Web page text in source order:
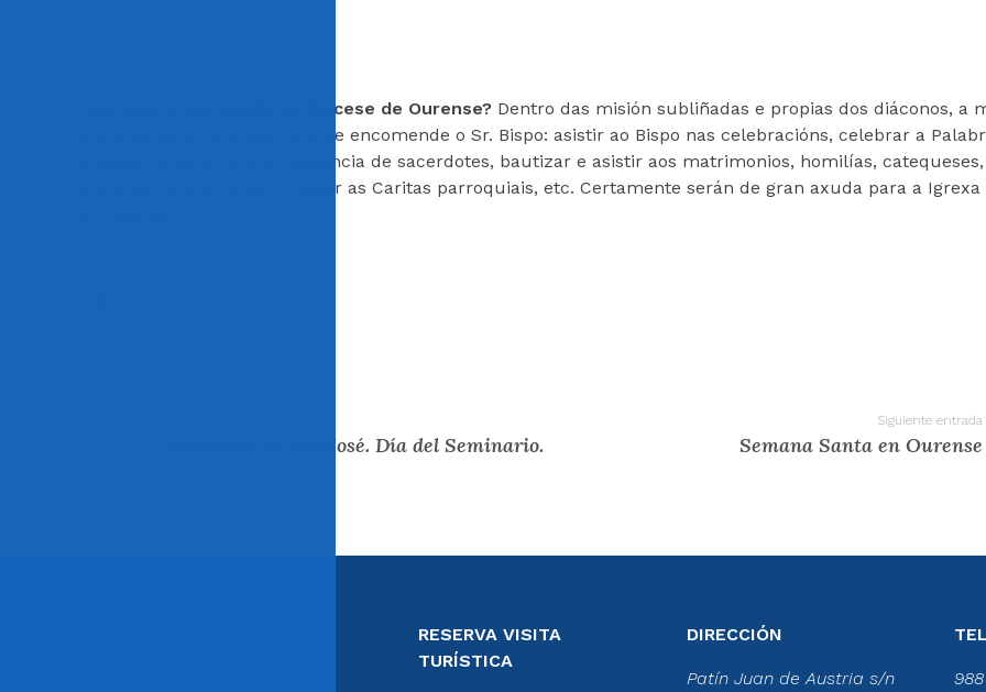
Cal será a súa misión na diocese de Ourense? Dentro das misión subliñadas e propias dos diáconos, a
diáconos serán aquelas que lle encomende o Sr. Bispo: asistir ao Bispo nas celebracións, celebrar a
presidir celebracións en ausencia de sacerdotes, bautizar e asistir aos matrimonios, homilías,
dos enfermos e tamén presidir as Caritas parroquiais, etc. Certamente serán de gran axuda para a Igrexa
Festividad de San José. Día del Seminario.
Siguiente entrada
Semana Santa en Ourense
RESERVA VISITA
TURÍSTICA
DIRECCIÓN
Patín Juan de Austria s/n